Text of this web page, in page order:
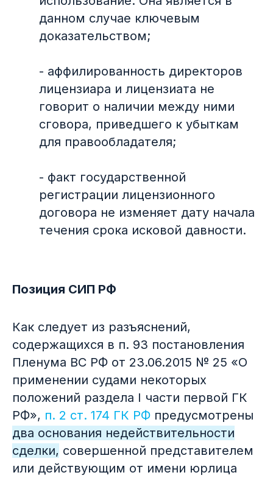
данном случае ключевым
доказательством;
- аффилированность директоров
лицензиара и лицензиата не
говорит о наличии между ними
сговора, приведшего к убыткам
для правообладателя;
- факт государственной
регистрации лицензионного
договора не изменяет дату начала
течения срока исковой давности.
Позиция СИП РФ
Как следует из разъяснений,
содержащихся в п. 93 постановления
Пленума ВС РФ от 23.06.2015 № 25 «О
применении судами некоторых
положений раздела I части первой ГК
РФ», п. 2 ст. 174 ГК РФ предусмотрены
два основания недействительности
сделки, совершенной представителем
или действующим от имени юрлица